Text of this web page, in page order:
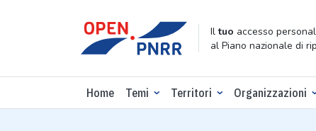
Iltuo accesso
al Piano nazionale di
Home Temi Territori Organizzazioni